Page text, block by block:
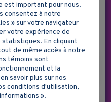
est important pour nous.
consentez à notre
» sur votre navigateur
votre expérience de
statistiques. En cliquant
de même accès à notre
témoins sont
et la
savoir plus sur nos
conditions d'utilisation,
».